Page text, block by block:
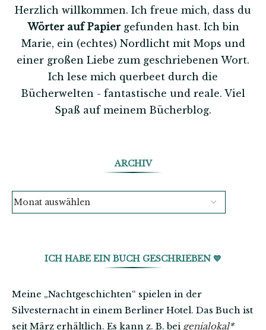
Herzlich willkommen. Ich freue mich, dass du
Wörter auf Papiergefunden hast. Ich bin
Marie, ein (echtes) Nordlicht mit Mops und
einer großen Liebe zum geschriebenen Wort.
Ich lese mich querbeet durch die
Bücherwelten - fantastische und reale. Viel
Spaß auf meinem Bücherblog.
ARCHIV
ICH HABE EIN BUCH GESCHRIEBEN 💙
Meine „Nachtgeschichten“ spielen in der
Silvesternacht in einem Berliner Hotel. Das Buch ist
seit März erhältlich. Es kann z. B. bei genialokal*